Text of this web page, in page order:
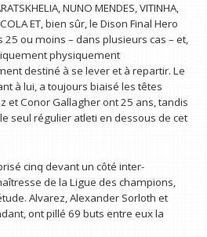
NUNO MENDES, VITINHA,
ET, bien sûr, le Dison Final Hero
25 ou moins – dans plusieurs cas – et,
physiquement
destiné à se lever et à repartir. Le
à lui, a toujours biaisé les têtes
et Conor Gallagher ont 25 ans, tandis
seul régulier atleti en dessous de cet
cinq devant un côté inter-
de la Ligue des champions,
Alvarez, Alexander Sorloth et
ont pillé 69 buts entre eux la